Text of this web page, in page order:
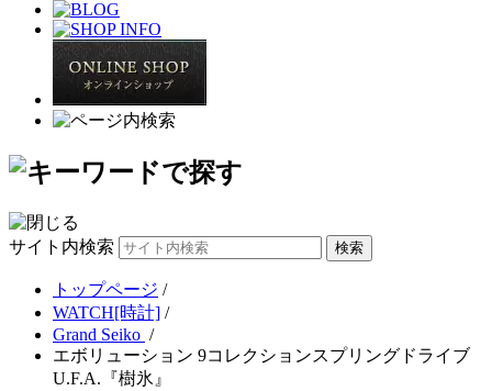
サイト内検索
トップページ /
WATCH[時計] /
Grand Seiko /
エボリューション 9コレクションスプリングドライブ
U.F.A.『樹氷』